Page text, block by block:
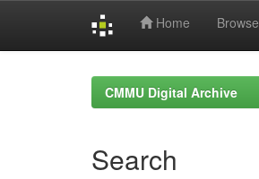
Home Browse
CMMU Digital Archive
Search